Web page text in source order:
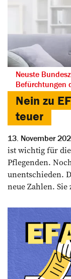
Neuste
Befürchtungen
Nein zu
teuer
13. November
ist wichtig für
Pflegenden.
unentschieden.
neue Zahlen.